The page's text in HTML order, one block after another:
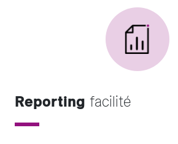
Reporting facilité